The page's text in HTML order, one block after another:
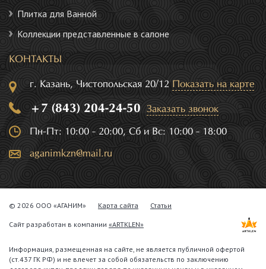
Плитка для Ванной
Коллекции представленные в салоне
КОНТАКТЫ
г. Казань, Чистопольская 20/12 Показать на карте
+7 (843) 204-24-50 Заказать звонок
Пн-Пт: 10:00 - 20:00, Сб и Вс: 10:00 - 18:00
aganimkzn@mail.ru
© 2026 ООО «АГАНИМ» Карта сайта Статьи
Сайт разработан в компании «ARTKLEN»
Информация, размещенная на сайте, не является публичной офертой
(ст.437 ГК РФ) и не влечет за собой обязательств по заключению